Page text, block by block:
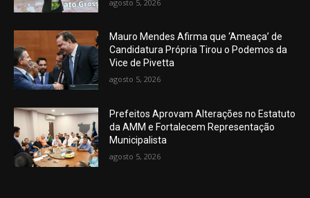
agosto 5, 2026
Mauro Mendes Afirma que ‘Ameaça’ de
Candidatura Própria Tirou o Podemos da
Vice de Pivetta
agosto 5, 2026
Prefeitos Aprovam Alterações no Estatuto
da AMM e Fortalecem Representação
Municipalista
agosto 5, 2026